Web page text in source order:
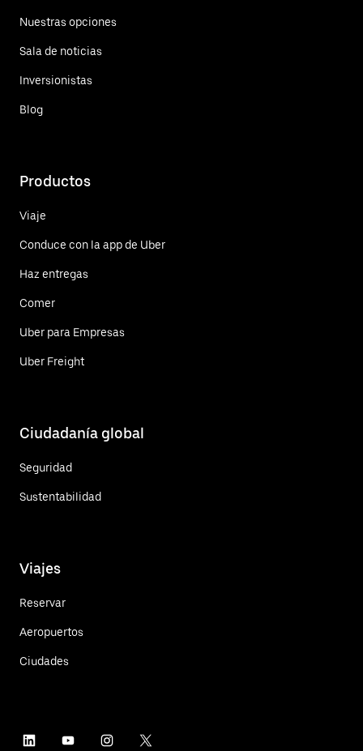
Nuestras opciones
Sala de noticias
Inversionistas
Blog
Productos
Viaje
Conduce con la app de Uber
Haz entregas
Comer
Uber para Empresas
Uber Freight
Ciudadanía global
Seguridad
Sustentabilidad
Viajes
Reservar
Aeropuertos
Ciudades